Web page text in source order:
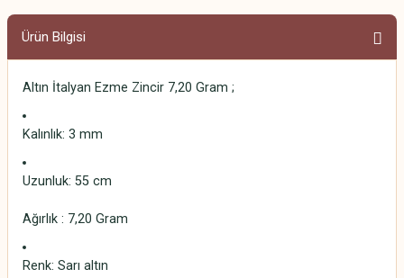
Ürün Bilgisi
Altın İtalyan Ezme Zincir 7,20 Gram ;
Kalınlık: 3 mm
Uzunluk: 55 cm
Ağırlık : 7,20 Gram
Renk: Sarı altın